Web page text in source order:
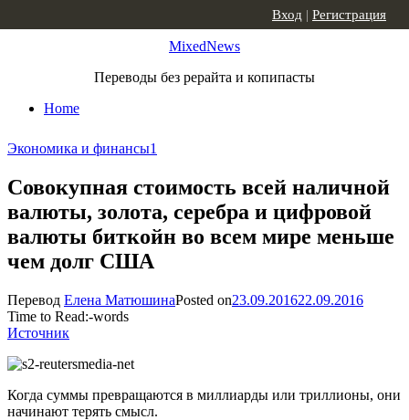
MixedNews
Переводы без рерайта и копипасты
Home
Вход | Регистрация
Экономика и финансы1
Совокупная стоимость всей наличной
валюты, золота, серебра и цифровой
валюты биткойн во всем мире меньше
чем долг США
Перевод Елена МатюшинаPosted on23.09.201622.09.2016
Time to Read:-words
Источник
Когда суммы превращаются в миллиарды или триллионы, они
начинают терять смысл.